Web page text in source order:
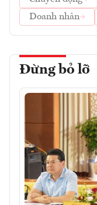
Doanh nhân
Đừng bỏ lỡ